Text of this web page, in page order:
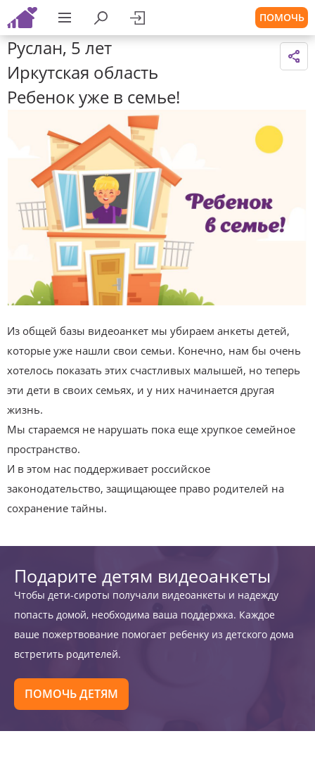
ПОМОЧЬ
Руслан, 5 лет
Иркутская область
Ребенок уже в семье!
Из общей базы видеоанкет мы убираем анкеты детей,
которые уже нашли свои семьи. Конечно, нам бы очень
хотелось показать этих счастливых малышей, но теперь
эти дети в своих семьях, и у них начинается другая
жизнь.
Мы стараемся не нарушать пока еще хрупкое семейное
пространство.
И в этом нас поддерживает российское
законодательство, защищающее право родителей на
сохранение тайны.
Подарите детям видеоанкеты
Чтобы дети-сироты получали видеоанкеты и надежду
попасть домой, необходима ваша поддержка. Каждое
ваше пожертвование помогает ребенку из детского дома
встретить родителей.
ПОМОЧЬ ДЕТЯМ